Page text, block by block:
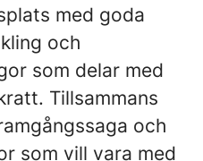
med goda
och
som delar med
Tillsammans
och
som vill vara med